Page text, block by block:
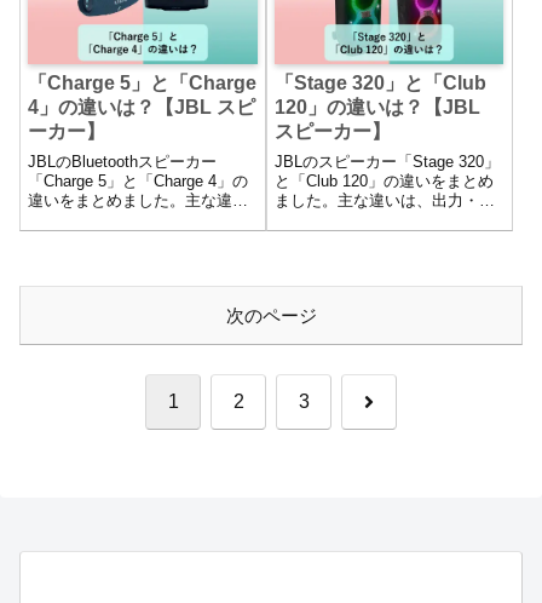
「Charge 5」と「Charge
4」の違いは？【JBL スピ
ーカー】
JBLのBluetoothスピーカー
「Charge 5」と「Charge 4」の
違いをまとめました。主な違い
「Stage 320」と「Club
120」の違いは？【JBL
スピーカー】
JBLのスピーカー「Stage 320」
と「Club 120」の違いをまとめ
ました。主な違いは、出力・再
次のページ
1 2 3 次